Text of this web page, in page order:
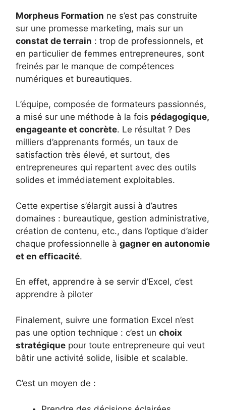
Morpheus Formation ne s’est pas construite
sur une promesse marketing, mais sur un
constat de terrain : trop de professionnels, et
en particulier de femmes entrepreneures, sont
freinés par le manque de compétences
numériques et bureautiques.
L’équipe, composée de formateurs passionnés,
a misé sur une méthode à la fois pédagogique,
engageante et concrète. Le résultat ? Des
milliers d’apprenants formés, un taux de
satisfaction très élevé, et surtout, des
entrepreneures qui repartent avec des outils
solides et immédiatement exploitables.
Cette expertise s’élargit aussi à d’autres
domaines : bureautique, gestion administrative,
création de contenu, etc., dans l’optique d’aider
chaque professionnelle à gagner en autonomie
et en efficacité.
En effet, apprendre à se servir d’Excel, c’est
apprendre à piloter
Finalement, suivre une formation Excel n’est
pas une option technique : c’est un choix
stratégique pour toute entrepreneure qui veut
bâtir une activité solide, lisible et scalable.
C’est un moyen de :